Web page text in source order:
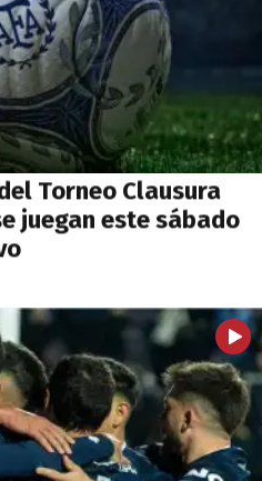
Torneo Clausura
juegan este sábado